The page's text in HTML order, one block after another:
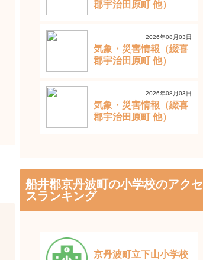
郡宇治田原町 他）
2026年08月03日
気象・災害情報（綴喜
郡宇治田原町 他）
2026年08月03日
気象・災害情報（綴喜
郡宇治田原町 他）
船井郡京丹波町の小学校のアクセ
スランキング
京丹波町立下山小学校